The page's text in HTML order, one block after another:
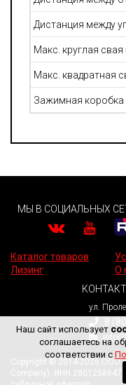
Дистанция между
Макс. круглая
Макс. квадратная
Зажимная коробка
МЫ В СОЦИАЛЬНЫХ
Каталог товаров
Лизинг
О
ул.
8
Copyright © 2014-2026 ООО
Company). ИНН
Наш сайт использует
соглашаетесь на
соответствии с